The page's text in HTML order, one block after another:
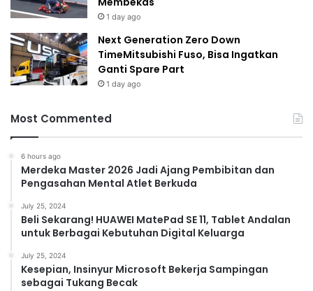
1 day ago
Next Generation Zero Down
TimeMitsubishi Fuso, Bisa Ingatkan
Ganti Spare Part
1 day ago
Most Commented
6 hours ago
Merdeka Master 2026 Jadi Ajang Pembibitan dan
Pengasahan Mental Atlet Berkuda
July 25, 2024
Beli Sekarang! HUAWEI MatePad SE 11, Tablet Andalan
untuk Berbagai Kebutuhan Digital Keluarga
July 25, 2024
Kesepian, Insinyur Microsoft Bekerja Sampingan
sebagai Tukang Becak